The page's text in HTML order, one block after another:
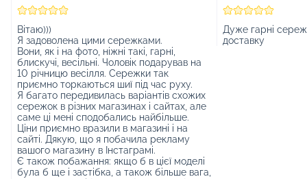
Вітаю)))
Я задоволена цими сережками.
Вони, як і на фото, ніжні такі, гарні,
блискучі, весільні. Чоловік подарував на
10 річницю весілля. Сережки так
приємно торкаються шиї під час руху.
Я багато передивилась варіантів схожих
сережок в різних магазинах і сайтах, але
саме ці мені сподобались найбільше.
Ціни приємно вразили в магазині і на
сайті. Дякую, що я побачила рекламу
вашого магазину в Інстаграмі.
Є також побажання: якщо б в цієї моделі
була б ще і застібка, а також більше вага,
Дуже гарні
доставку